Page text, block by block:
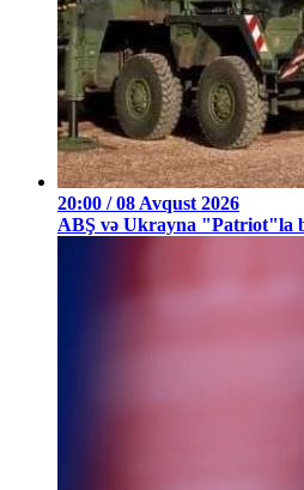
20:00 / 08 Avqust 2026
ABŞ və Ukrayna "Patriot"la